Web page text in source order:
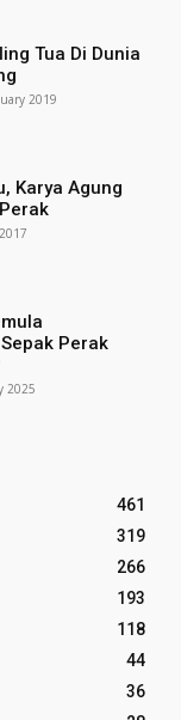
Tua Di Dunia
2019
Karya Agung
Perak
2025
461
319
266
193
118
44
36